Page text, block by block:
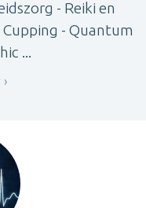
- Reiki en
- Quantum
...